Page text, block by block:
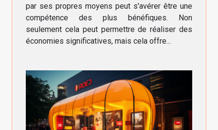
par ses propres moyens peut s'avérer être une
compétence des plus bénéfiques. Non
seulement cela peut permettre de réaliser des
économies significatives, mais cela offre...